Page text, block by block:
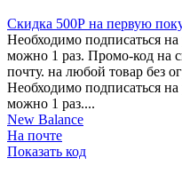
Скидка 500Р на первую
Необходимо подписаться
можно 1 раз. Промо-код на
почту. на любой товар без
Необходимо подписаться
можно 1 раз....
New Balance
На почте
Показать код